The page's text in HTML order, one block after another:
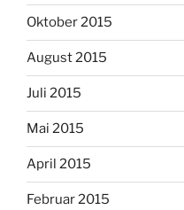
Oktober 2015
August 2015
Juli 2015
Mai 2015
April 2015
Februar 2015